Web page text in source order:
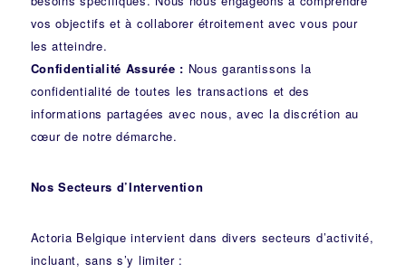
vos objectifs et à collaborer étroitement avec vous pour
les atteindre.
Confidentialité Assurée : Nous garantissons la
confidentialité de toutes les transactions et des
informations partagées avec nous, avec la discrétion au
cœur de notre démarche.
Nos Secteurs d’Intervention
Actoria Belgique intervient dans divers secteurs d’activité,
incluant, sans s’y limiter :